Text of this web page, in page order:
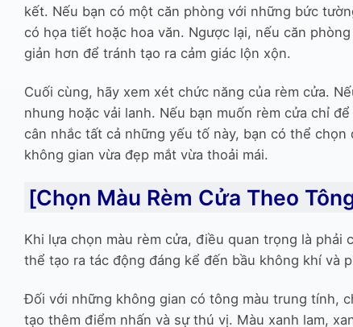
kết. Nếu bạn có một căn phòng với những bức
có họa tiết hoặc hoa văn. Ngược lại, nếu căn
giản hơn để tránh tạo ra cảm giác lộn xộn.
Cuối cùng, hãy xem xét chức năng của rèm cửa.
nhung hoặc vải lanh. Nếu bạn muốn rèm cửa chỉ
cân nhắc tất cả những yếu tố này, bạn có thể
không gian vừa đẹp mắt vừa thoải mái.
[Chọn Màu Rèm Cửa Theo
Khi lựa chọn màu rèm cửa, điều quan trọng là
thể tạo ra tác động đáng kể đến bầu không khí và
Đối với những không gian có tông màu trung tính,
tạo thêm điểm nhấn và sự thú vị. Màu xanh lam,